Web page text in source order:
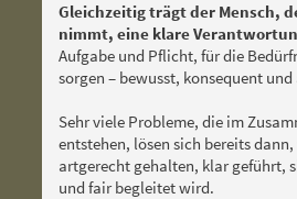
Gleichzeitig trägt der Mensch,
nimmt, eine klare
Aufgabe und Pflicht, für die
sorgen – bewusst, konsequent
Sehr viele Probleme, die im
entstehen, lösen sich bereits
artgerecht gehalten, klar geführt,
und fair begleitet wird.